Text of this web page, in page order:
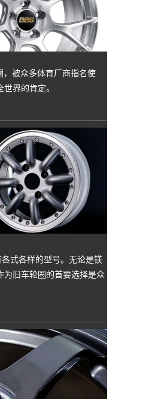
，被众多体育厂商指名使
界的肯定。
式各样的型号。无论是镁
为旧车轮圈的首要选择是众